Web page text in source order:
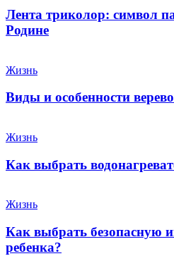
Лента триколор: символ
Родине
Жизнь
Виды и особенности
Жизнь
Как выбрать
Жизнь
Как выбрать безопасную
ребенка?